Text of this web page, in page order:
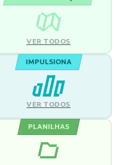
VER TODOS
IMPULSIONA
VER TODOS
PLANILHAS